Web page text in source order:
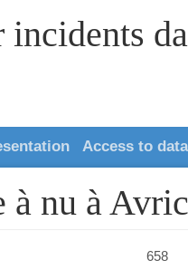
incidents
Access to data
à nu à
658